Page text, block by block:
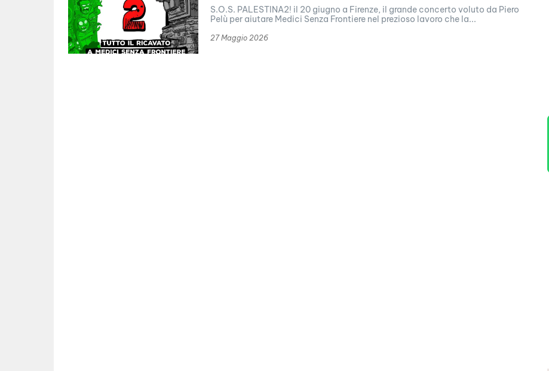
S.O.S. PALESTINA2! il 20 giugno a Firenze, il grande concerto voluto da Piero
Pelù per aiutare Medici Senza Frontiere nel prezioso lavoro che la...
27 Maggio 2026